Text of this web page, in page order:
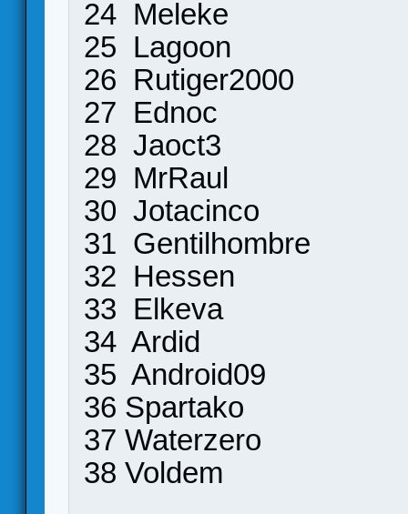
24 Meleke
25 Lagoon
26 Rutiger2000
27 Ednoc
28 Jaoct3
29 MrRaul
30 Jotacinco
31 Gentilhombre
32 Hessen
33 Elkeva
34 Ardid
35 Android09
36 Spartako
37 Waterzero
38 Voldem